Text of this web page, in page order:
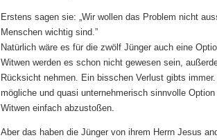
Erstens sagen sie: „Wir wollen das Problem nicht
Menschen wichtig sind.”
Natürlich wäre es für die zwölf Jünger auch eine
Witwen werden es schon nicht gewesen sein,
Rücksicht nehmen. Ein bisschen Verlust gibts
mögliche und quasi unternehmerisch sinnvolle
Witwen einfach abzustoßen.
Aber das haben die Jünger von ihrem Herrn Jesus